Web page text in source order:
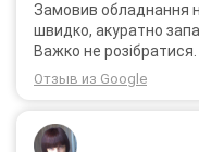
Замовив обладнання
швидко, акуратно
Важко не
Отзыв из Google